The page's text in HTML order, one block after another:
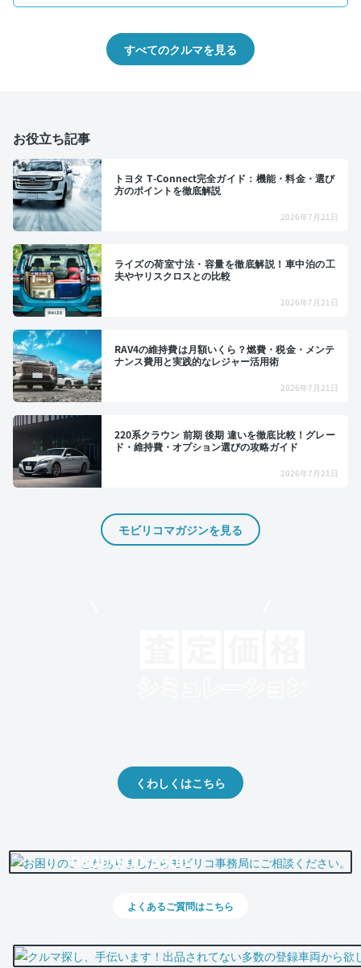
すべてのクルマを見る
お役立ち記事
トヨタ T-Connect完全ガイド：機能・料金・選び
方のポイントを徹底解説
2026年7月21日
ライズの荷室寸法・容量を徹底解説！車中泊の工
夫やヤリスクロスとの比較
2026年7月21日
RAV4の維持費は月額いくら？燃費・税金・メンテ
ナンス費用と実践的なレジャー活用術
2026年7月21日
220系クラウン 前期 後期 違いを徹底比較！グレー
ド・維持費・オプション選びの攻略ガイド
2026年7月21日
モビリコマガジンを見る
くわしくはこちら
0800-500-5500
よくあるご質問はこちら